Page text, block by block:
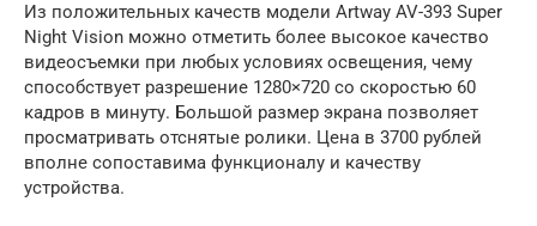
Из положительных качеств модели Artway AV-393 Super
Night Vision можно отметить более высокое качество
видеосъемки при любых условиях освещения, чему
способствует разрешение 1280×720 со скоростью 60
кадров в минуту. Большой размер экрана позволяет
просматривать отснятые ролики. Цена в 3700 рублей
вполне сопоставима функционалу и качеству
устройства.